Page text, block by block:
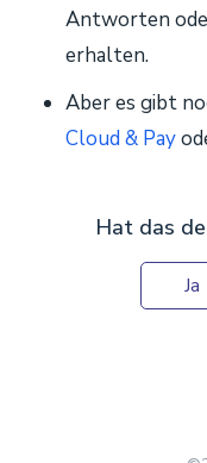
Antworten
erhalten.
Aber es gibt
Cloud & Pay
Hat das
Ja